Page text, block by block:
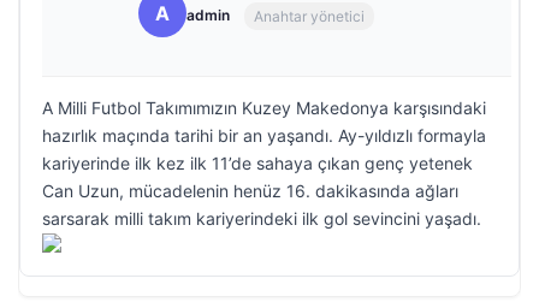
A admin Anahtar yönetici
A Milli Futbol Takımımızın Kuzey Makedonya karşısındaki
hazırlık maçında tarihi bir an yaşandı. Ay-yıldızlı formayla
kariyerinde ilk kez ilk 11’de sahaya çıkan genç yetenek
Can Uzun, mücadelenin henüz 16. dakikasında ağları
sarsarak milli takım kariyerindeki ilk gol sevincini yaşadı.